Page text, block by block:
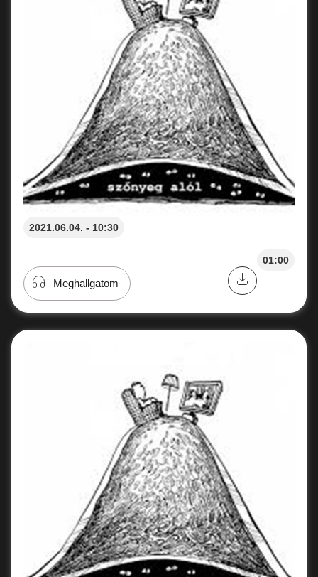
2021.06.04. - 10:30
01:00
Meghallgatom